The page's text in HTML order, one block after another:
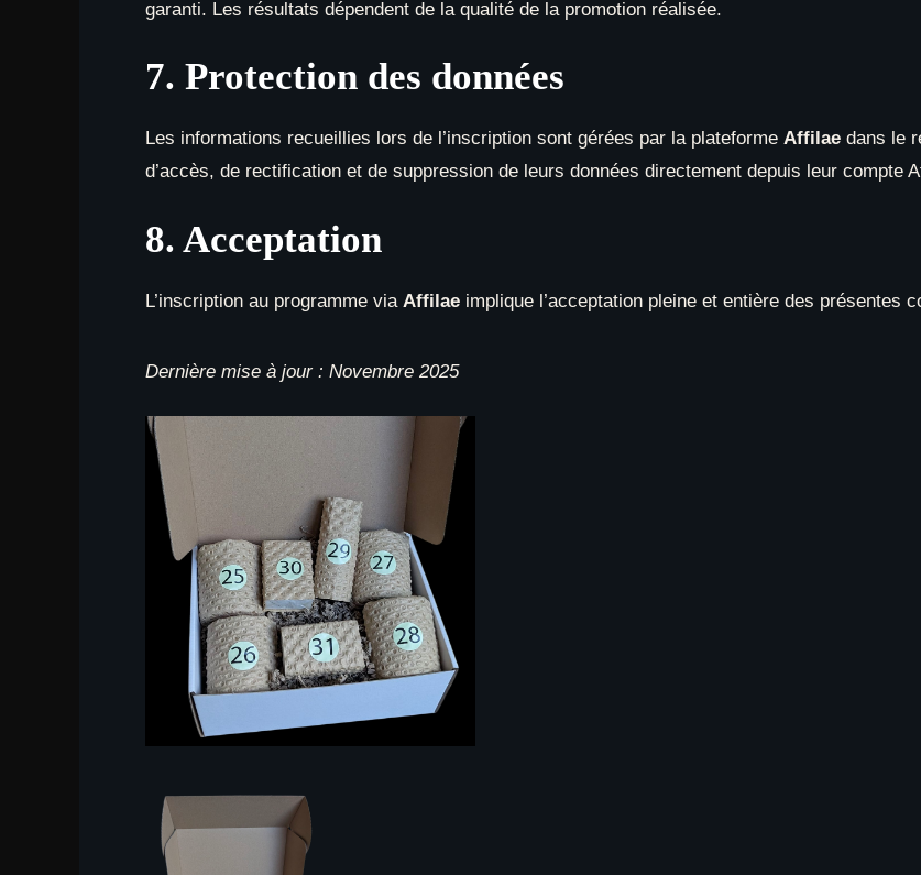
garanti. Les résultats dépendent de la qualité de la promotion réalisée.
7. Protection des données
Les informations recueillies lors de l’inscription sont gérées par la plateforme Affilae dans le
d’accès, de rectification et de suppression de leurs données directement depuis leur compte
8. Acceptation
L’inscription au programme via Affilae implique l’acceptation pleine et entière des présentes
Dernière mise à jour : Novembre 2025